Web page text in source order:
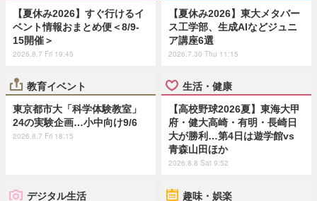
【夏休み2026】すぐ行けるイ
ベント情報おまとめ便＜8/9-
15開催＞
2026.8.7 Fri 19:45
【夏休み2026】東大メタバー
ス工学部、生成AIなどジュニ
ア講座6選
2026.7.30 Thu 11:15
教育イベント
東京都市大「科学体験教室」
24の実験企画…小中向け9/6
2026.8.7 Fri 18:15
生活・健康
【高校野球2026夏】東海大甲
府・健大高崎・有明・長崎日
大が勝利…第4日は遊学館vs
青森山田ほか
2026.8.8 Sat 9:52
デジタル生活 趣味・娯楽